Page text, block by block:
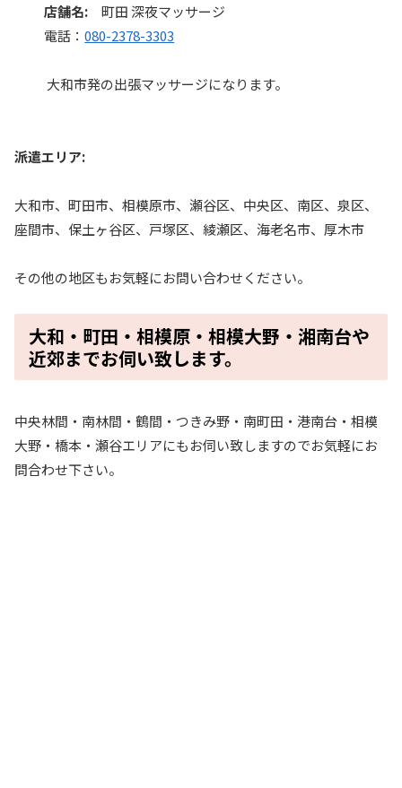
店舗名:町田 深夜マッサージ
電話：080-2378-3303
大和市発の出張マッサージになります。
派遣エリア:
大和市、町田市、相模原市、瀬谷区、中央区、南区、泉区、
座間市、保土ヶ谷区、戸塚区、綾瀬区、海老名市、厚木市
その他の地区もお気軽にお問い合わせください。
大和・町田・相模原・相模大野・湘南台や
近郊までお伺い致します。
中央林間・南林間・鶴間・つきみ野・南町田・港南台・相模
大野・橋本・瀬谷エリアにもお伺い致しますのでお気軽にお
問合わせ下さい。